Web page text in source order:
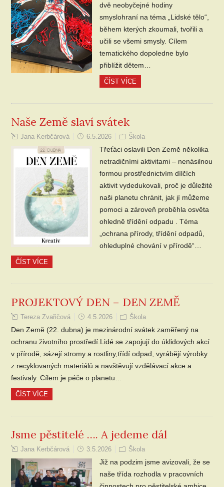
dvě neobyčejné hodiny
smyslohraní na téma „Lidské tělo“,
během kterých zkoumali, tvořili a
učili se všemi smysly. Cílem
tematického dopoledne bylo
přiblížit dětem…
ČÍST VÍCE
Naše Země slaví svátek
Jana Kerbčárová 6.5.2026 Škola
Třeťáci oslavili Den Země několika
netradičními aktivitami – nenásilnou
formou prostřednictvím dílčích
aktivit vydedukovali, proč je důležité
naši planetu chránit, jak jí můžeme
pomoci a zároveň proběhla osvěta
ohledně třídění odpadu . Téma
„ochrana přírody, třídění odpadů,
ohleduplné chování v přírodě“…
ČÍST VÍCE
PROJEKTOVÝ DEN – DEN ZEMĚ
Tereza Zvařičová 4.5.2026 Škola
Den Země (22. dubna) je mezinárodní svátek zaměřený na
ochranu životního prostředí.Lidé se zapojují do úklidových akcí
v přírodě, sázejí stromy a rostliny,třídí odpad, vyrábějí výrobky
z recyklovaných materiálů a navštěvují vzdělávací akce a
festivaly. Cílem je péče o planetu…
ČÍST VÍCE
Jsme pěstitelé …. A jedeme dál
Jana Kerbčárová 3.5.2026 Škola
Již na podzim jsme avizovali, že se
naše třída rozhodla v pracovních